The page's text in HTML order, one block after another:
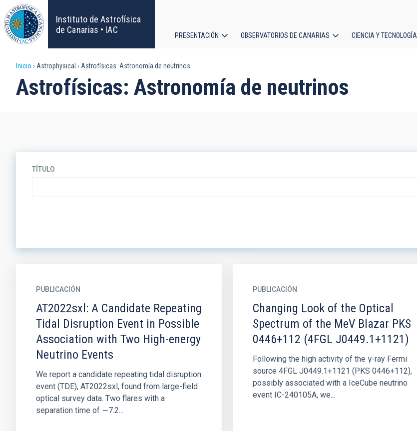
Pasar
al
contenido
principal
Instituto de Astrofísica
de Canarias • IAC
principal
PRESENTACIÓN OBSERVATORIOS DE CANARIAS CIENCIA Y TECNOLOGÍA
Sobrescribir
enlaces
Inicio Astrophysical Astrofísicas: Astronomía de neutrinos
Astrofísicas: Astronomía de neutrinos
TÍTULO
PUBLICACIÓN
AT2022sxl: A Candidate Repeating
Tidal Disruption Event in Possible
Association with Two High-energy
Neutrino Events
We report a candidate repeating tidal disruption
event (TDE), AT2022sxl, found from large-field
optical survey data. Two flares with a
separation time of ∼7.2...
PUBLICACIÓN
Changing Look of the Optical
Spectrum of the MeV Blazar PKS
0446+112 (4FGL J0449.1+1121)
Following the high activity of the γ-ray Fermi
source 4FGL J0449.1+1121 (PKS 0446+112),
possibly associated with a IceCube neutrino
event IC-240105A, we...